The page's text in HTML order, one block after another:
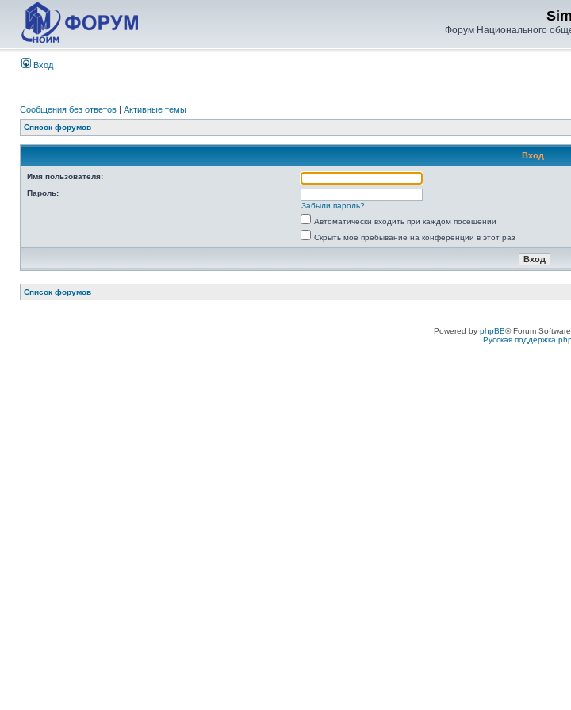
Форум Национального
Вход
Сообщения без ответов | Активные темы
Список форумов
Вход
Имя пользователя:
Пароль:
Забыли пароль?
Автоматически входить при каждом посещении
Скрыть моё пребывание на конференции в этот раз
Список форумов
Powered by phpBB® Forum
Русская поддержка